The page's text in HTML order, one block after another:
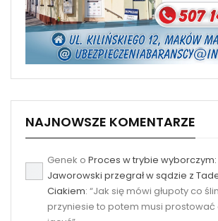
NAJNOWSZE KOMENTARZE
Genek o Proces w trybie
Jaworowski przegrał w sądzie z
Ciakiem: “Jak się mówi głupoty co
przyniesie to potem musi prostować